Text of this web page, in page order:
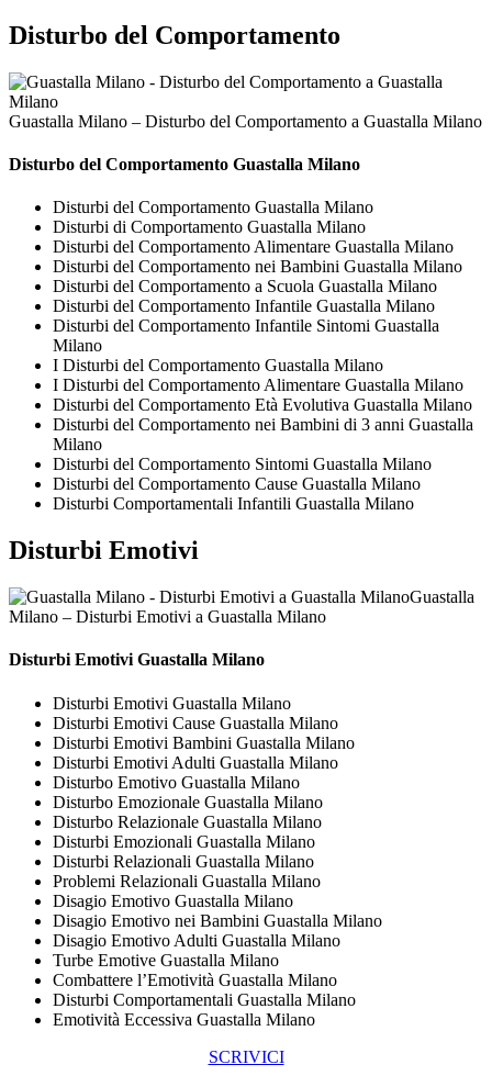
Disturbo del Comportamento
Guastalla Milano – Disturbo del Comportamento a Guastalla Milano
Disturbo del Comportamento Guastalla Milano
Disturbi del Comportamento Guastalla Milano
Disturbi di Comportamento Guastalla Milano
Disturbi del Comportamento Alimentare Guastalla Milano
Disturbi del Comportamento nei Bambini Guastalla Milano
Disturbi del Comportamento a Scuola Guastalla Milano
Disturbi del Comportamento Infantile Guastalla Milano
Disturbi del Comportamento Infantile Sintomi Guastalla
Milano
I Disturbi del Comportamento Guastalla Milano
I Disturbi del Comportamento Alimentare Guastalla Milano
Disturbi del Comportamento Età Evolutiva Guastalla Milano
Disturbi del Comportamento nei Bambini di 3 anni Guastalla
Milano
Disturbi del Comportamento Sintomi Guastalla Milano
Disturbi del Comportamento Cause Guastalla Milano
Disturbi Comportamentali Infantili Guastalla Milano
Disturbi Emotivi
Guastalla
Milano – Disturbi Emotivi a Guastalla Milano
Disturbi Emotivi Guastalla Milano
Disturbi Emotivi Guastalla Milano
Disturbi Emotivi Cause Guastalla Milano
Disturbi Emotivi Bambini Guastalla Milano
Disturbi Emotivi Adulti Guastalla Milano
Disturbo Emotivo Guastalla Milano
Disturbo Emozionale Guastalla Milano
Disturbo Relazionale Guastalla Milano
Disturbi Emozionali Guastalla Milano
Disturbi Relazionali Guastalla Milano
Problemi Relazionali Guastalla Milano
Disagio Emotivo Guastalla Milano
Disagio Emotivo nei Bambini Guastalla Milano
Disagio Emotivo Adulti Guastalla Milano
Turbe Emotive Guastalla Milano
Combattere l’Emotività Guastalla Milano
Disturbi Comportamentali Guastalla Milano
Emotività Eccessiva Guastalla Milano
SCRIVICI